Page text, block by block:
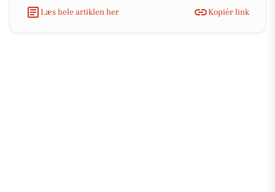
Læs hele artiklen her
Kopiér link